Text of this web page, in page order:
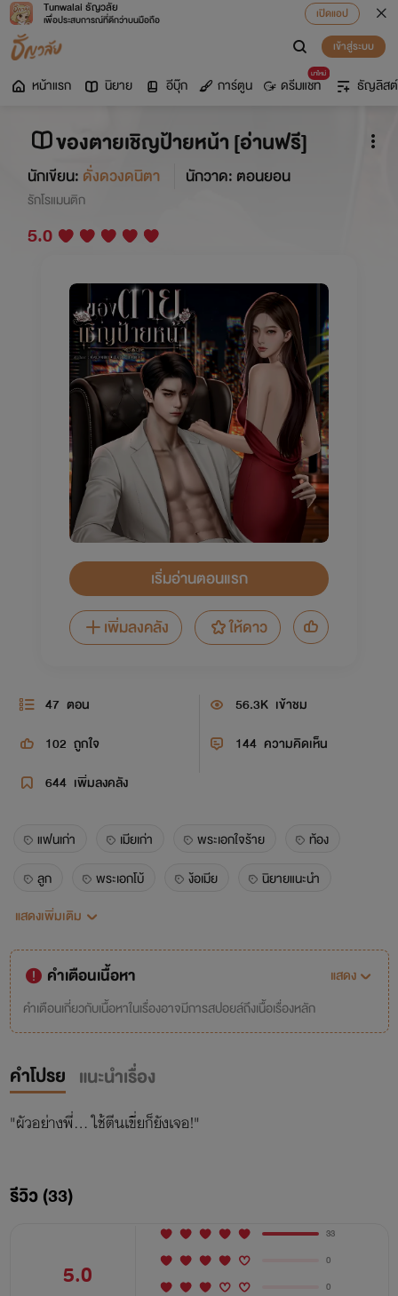
Tunwalai ธัญวลัย
เพื่อประสบการณ์ที่ดีกว่าบนมือถือ
เปิดแอป
เข้าสู่ระบบ
หน้าแรก นิยาย อีบุ๊ก การ์ตูน
มาใหม่
ดรีมแชท ธัญลิสต์
ของตายเชิญป้ายหน้า [อ่านฟรี]
นักเขียน: ดั่งดวงดนิตา นักวาด: ตอนยอน
รักโรแมนติก
5.0
เริ่มอ่านตอนแรก
เพิ่มลงคลัง
ให้ดาว
47 ตอน 56.3K เข้าชม
102 ถูกใจ 144 ความคิดเห็น
644 เพิ่มลงคลัง
แฟนเก่า เมียเก่า พระเอกใจร้าย
ท้อง
ลูก
พระเอกโบ้ ง้อเมีย
นิยายแนะนำ
นิยายน่าอ่าน
ดราม่า
18+
แสดงเพิ่มเติม
คำเตือนเนื้อหา
แสดง
คำเตือนเกี่ยวกับเนื้อหาในเรื่องอาจมีการสปอยล์ถึงเนื้อเรื่องหลัก
คำโปรย แนะนำเรื่อง
"ผัวอย่างพี่... ใช้ตีนเขี่ยก็ยังเจอ!"
รีวิว (33)
5.0
33
0
0